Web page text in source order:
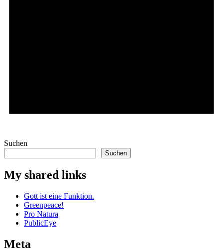
Suchen
Suchen
My shared links
Gott ist eine Funktion.
Greenpeace!
Pro Natura
PublicEye
Meta